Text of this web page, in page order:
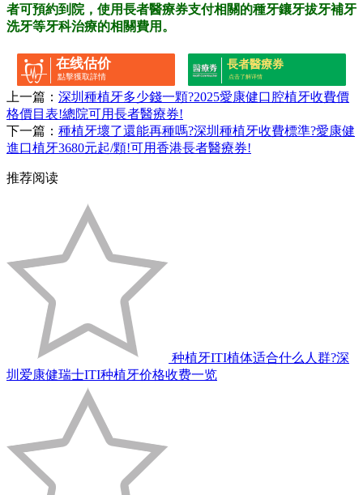
者可預約到院，使用長者醫療券支付相關的種牙鑲牙拔牙補牙
洗牙等牙科治療的相關費用。
在线估价
點擊獲取詳情
長者醫療券
点击了解详情
上一篇： 深圳種植牙多少錢一顆?2025愛康健口腔植牙收費價
格價目表!總院可用長者醫療券!
下一篇： 種植牙壞了還能再種嗎?深圳種植牙收費標準?愛康健
進口植牙3680元起/顆!可用香港長者醫療券!
推荐阅读
种植牙ITI植体适合什么人群?深
圳爱康健瑞士ITI种植牙价格收费一览